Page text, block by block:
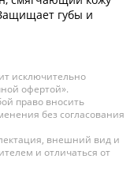
губы и
исключительно
офертой».
право вносить
без согласования
внешний вид и
и отличаться от